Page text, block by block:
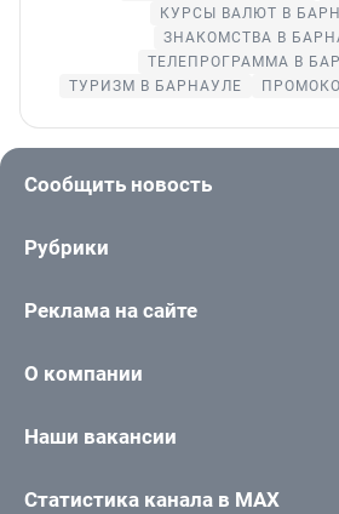
КУРСЫ ВАЛЮТ В
ЗНАКОМСТВА В
ТЕЛЕПРОГРАММА В
ТУРИЗМ В БАРНАУЛЕ
Сообщить новость
Рубрики
Реклама на сайте
О компании
Наши вакансии
Статистика канала в MAX